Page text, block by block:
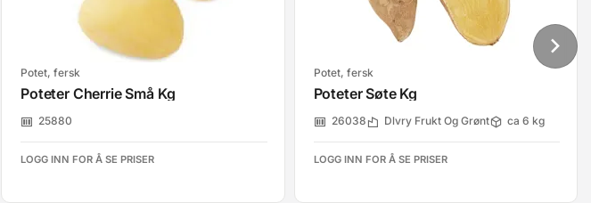
Potet, fersk
Poteter Cherrie Små Kg
25880
LOGG INN FOR Å SE PRISER
Potet, fersk
Poteter Søte Kg
26038 Dlvry Frukt Og Grønt ca 6 kg
LOGG INN FOR Å SE PRISER